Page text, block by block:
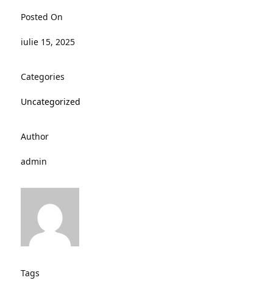
Posted On
iulie 15, 2025
Categories
Uncategorized
Author
admin
Tags